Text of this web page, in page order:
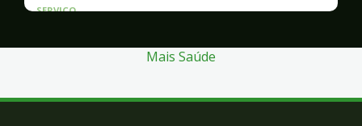
SERVICO
Mais Saúde